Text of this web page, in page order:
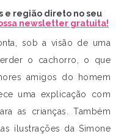
e região direto no seu
newsletter gratuita!
sob a visão de uma
o cachorro, o que
amigos do homem
uma explicação com
as crianças. Também
ilustrações da Simone